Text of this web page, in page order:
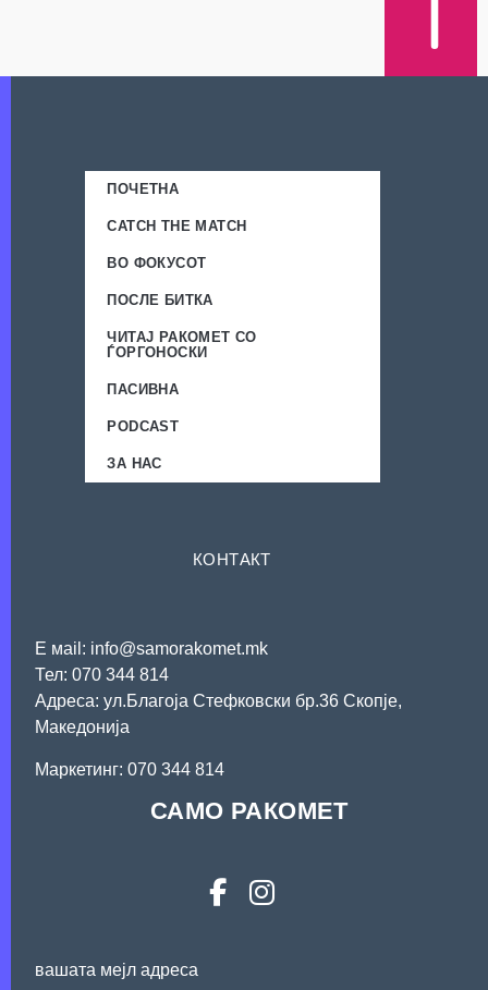
ПОЧЕТНА
CATCH THE MATCH
ВО ФОКУСОТ
ПОСЛЕ БИТКА
ЧИТАЈ РАКОМЕТ СО
ЃОРГОНОСКИ
ПАСИВНА
PODCAST
ЗА НАС
КОНТАКТ
Е мail: info@samorakomet.mk
Тел: 070 344 814
Адреса: ул.Благоја Стефковски бр.36 Скопје,
Македонија
Mаркетинг: 070 344 814
САМО РАКОМЕТ
вашата мејл адреса